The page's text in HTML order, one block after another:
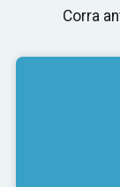
Corra